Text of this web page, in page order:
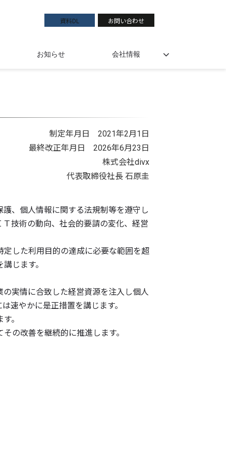
資料DL お問い合わせ
お知らせ 会社情報
制定年月日 2021年2月1日
最終改正年月日 2026年6月23日
株式会社divx
代表取締役社長 石原圭
、個人情報に関する法規制等を遵守し
技術の動向、社会的要請の変化、経営
した利用目的の達成に必要な範囲を超
じます。
実情に合致した経営資源を注入し個人
速やかに是正措置を講じます。
。
の改善を継続的に推進します。